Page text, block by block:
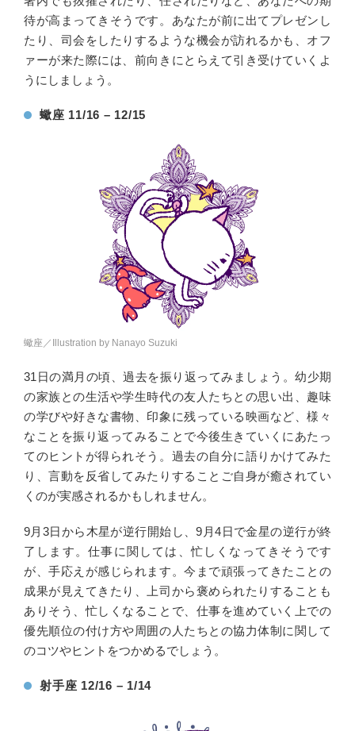
待が高まってきそうです。あなたが前に出てプレゼンし
たり、司会をしたりするような機会が訪れるかも、オフ
ァーが来た際には、前向きにとらえて引き受けていくよ
うにしましょう。
蠍座 11/16 – 12/15
蠍座／Illustration by Nanayo Suzuki
31日の満月の頃、過去を振り返ってみましょう。幼少期
の家族との生活や学生時代の友人たちとの思い出、趣味
の学びや好きな書物、印象に残っている映画など、様々
なことを振り返ってみることで今後生きていくにあたっ
てのヒントが得られそう。過去の自分に語りかけてみた
り、言動を反省してみたりすることご自身が癒されてい
くのが実感されるかもしれません。
9月3日から木星が逆行開始し、9月4日で金星の逆行が終
了します。仕事に関しては、忙しくなってきそうです
が、手応えが感じられます。今まで頑張ってきたことの
成果が見えてきたり、上司から褒められたりすることも
ありそう、忙しくなることで、仕事を進めていく上での
優先順位の付け方や周囲の人たちとの協力体制に関して
のコツやヒントをつかめるでしょう。
射手座 12/16 – 1/14